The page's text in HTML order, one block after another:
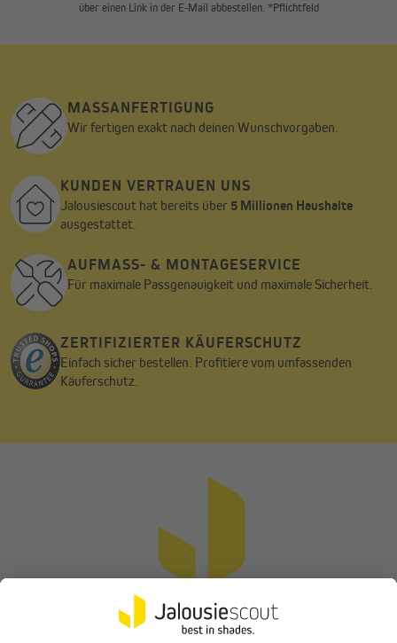
über einen Link in der E-Mail abbestellen. *Pflichtfeld
MASSANFERTIGUNG
Wir fertigen exakt nach deinen Wunschvorgaben.
KUNDEN VERTRAUEN UNS
Jalousiescout hat bereits über 5 Millionen Haushalte
ausgestattet.
AUFMASS- & MONTAGESERVICE
Für maximale Passgenauigkeit und maximale Sicherheit.
ZERTIFIZIERTER KÄUFERSCHUTZ
Einfach sicher bestellen. Profitiere vom umfassenden
Käuferschutz.